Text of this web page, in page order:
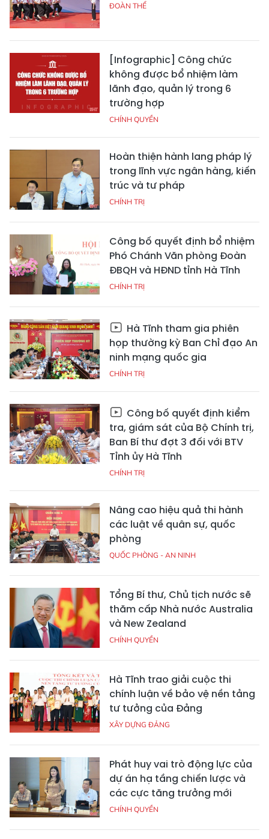
ĐOÀN THỂ
[Infographic] Công chức
không được bổ nhiệm làm
lãnh đạo, quản lý trong 6
trường hợp
CHÍNH QUYỀN
Hoàn thiện hành lang pháp lý
trong lĩnh vực ngân hàng, kiến
trúc và tư pháp
CHÍNH TRỊ
Công bố quyết định bổ nhiệm
Phó Chánh Văn phòng Đoàn
ĐBQH và HĐND tỉnh Hà Tĩnh
CHÍNH TRỊ
Hà Tĩnh tham gia phiên
họp thường kỳ Ban Chỉ đạo An
ninh mạng quốc gia
CHÍNH TRỊ
Công bố quyết định kiểm
tra, giám sát của Bộ Chính trị,
Ban Bí thư đợt 3 đối với BTV
Tỉnh ủy Hà Tĩnh
CHÍNH TRỊ
Nâng cao hiệu quả thi hành
các luật về quân sự, quốc
phòng
QUỐC PHÒNG - AN NINH
Tổng Bí thư, Chủ tịch nước sẽ
thăm cấp Nhà nước Australia
và New Zealand
CHÍNH QUYỀN
Hà Tĩnh trao giải cuộc thi
chính luận về bảo vệ nền tảng
tư tưởng của Đảng
XÂY DỰNG ĐẢNG
Phát huy vai trò động lực của
dự án hạ tầng chiến lược và
các cực tăng trưởng mới
CHÍNH QUYỀN